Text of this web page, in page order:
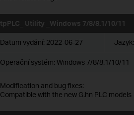
tpPLC_ Utility _Windows 7/8/8.1/10/11
Datum vydání: 2022-06-27 Jazyk:
Operační systém: Windows 7/8/8.1/10/11
Modification and bug fixes:
Compatible with the new G.hn PLC models